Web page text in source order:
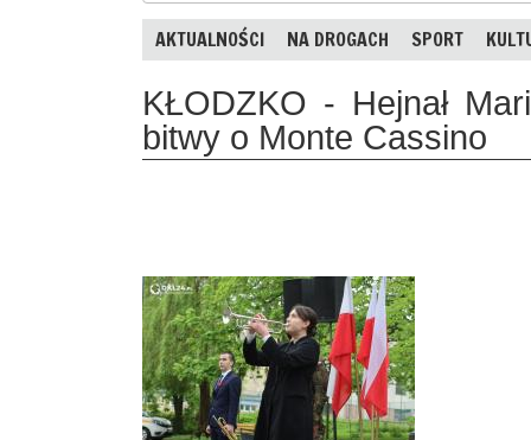
AKTUALNOŚCI NA DROGACH SPORT
KŁODZKO - Hejnał
bitwy o Monte Cassino